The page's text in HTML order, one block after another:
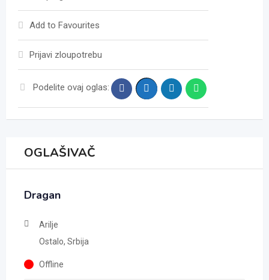
Add to Favourites
Prijavi zloupotrebu
Podelite ovaj oglas:
OGLAŠIVAČ
Dragan
Arilje
Ostalo, Srbija
Offline